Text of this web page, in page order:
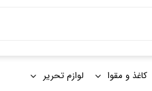
کاغذ و مقوا لوازم تحریر